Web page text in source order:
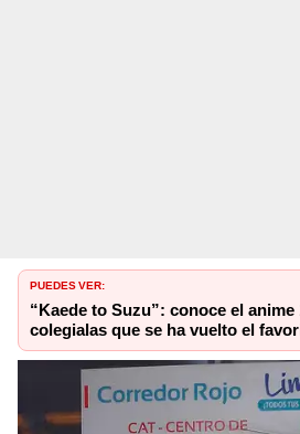
PUEDES VER:
“Kaede to Suzu”: conoce el
colegialas que se ha vuelto el